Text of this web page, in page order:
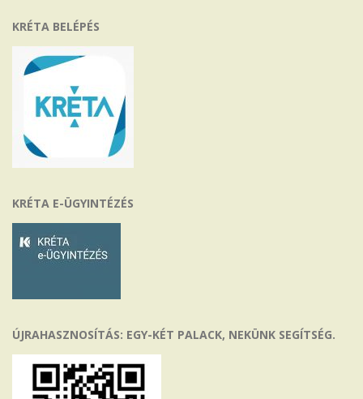
KRÉTA BELÉPÉS
KRÉTA E-ÜGYINTÉZÉS
ÚJRAHASZNOSÍTÁS: EGY-KÉT PALACK, NEKÜNK SEGÍTSÉG.